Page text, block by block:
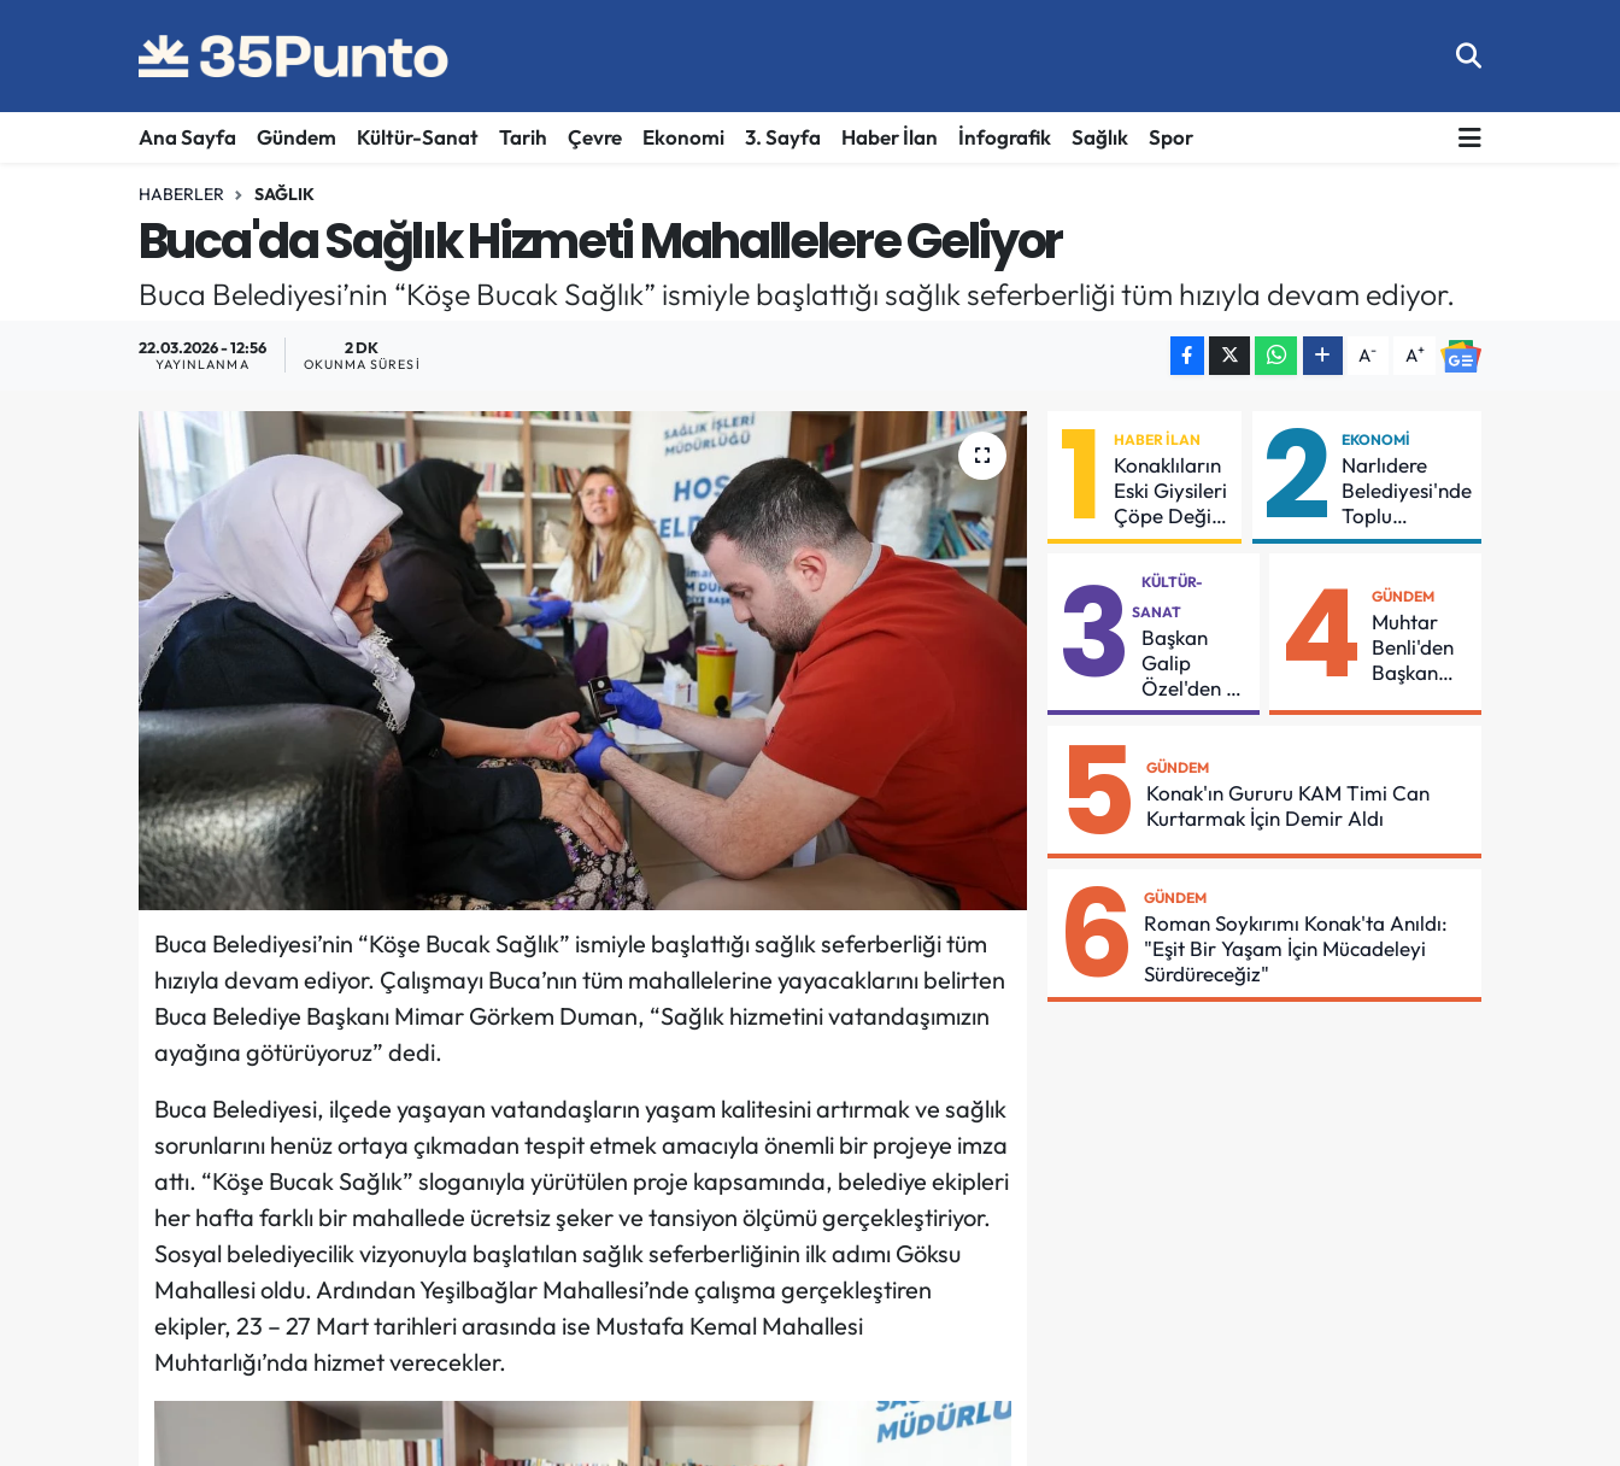
Ana Sayfa Gündem Kültür-Sanat Tarih Çevre Ekonomi 3. Sayfa Haber İlan İnfografik Sağlık Spor
HABERLER SAĞLIK
Buca'da Sağlık Hizmeti Mahallelere Geliyor
Buca Belediyesi’nin “Köşe Bucak Sağlık” ismiyle başlattığı sağlık seferberliği tüm hızıyla devam ediyor.
22.03.2026 - 12:56
YAYINLANMA
2 DK
OKUNMA SÜRESI A- A+
Buca Belediyesi’nin “Köşe Bucak Sağlık” ismiyle başlattığı sağlık seferberliği tüm
hızıyla devam ediyor. Çalışmayı Buca’nın tüm mahallelerine yayacaklarını belirten
Buca Belediye Başkanı Mimar Görkem Duman, “Sağlık hizmetini vatandaşımızın
ayağına götürüyoruz” dedi.
Buca Belediyesi, ilçede yaşayan vatandaşların yaşam kalitesini artırmak ve sağlık
sorunlarını henüz ortaya çıkmadan tespit etmek amacıyla önemli bir projeye imza
attı. “Köşe Bucak Sağlık” sloganıyla yürütülen proje kapsamında, belediye ekipleri
her hafta farklı bir mahallede ücretsiz şeker ve tansiyon ölçümü gerçekleştiriyor.
Sosyal belediyecilik vizyonuyla başlatılan sağlık seferberliğinin ilk adımı Göksu
Mahallesi oldu. Ardından Yeşilbağlar Mahallesi’nde çalışma gerçekleştiren
ekipler, 23 – 27 Mart tarihleri arasında ise Mustafa Kemal Mahallesi
Muhtarlığı’nda hizmet verecekler.
1 HABER İLAN
Konaklıların
Eski Giysileri
Çöpe Değil
Geri
Gidiyor
2 EKONOMI
Narlıdere
Belediyesi'nde
Toplu
Sözleşmeye
3
KÜLTÜR-
SANAT
Başkan
Galip
Özel'den 55
Mahalleye
Şenliği
4 GÜNDEM
Muhtar
Benli'den
Başkan
Teşekkür
5 GÜNDEM
Konak'ın Gururu KAM Timi Can
Kurtarmak İçin Demir Aldı
6 GÜNDEM
Roman Soykırımı Konak'ta Anıldı:
"Eşit Bir Yaşam İçin Mücadeleyi
Sürdüreceğiz"